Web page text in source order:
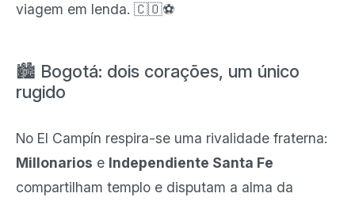
viagem em lenda. 🇨🇴⚽
🏙️ Bogotá: dois corações, um único
rugido
No El Campín respira-se uma rivalidade fraterna:
Millonarios e Independiente Santa Fe
compartilham templo e disputam a alma da